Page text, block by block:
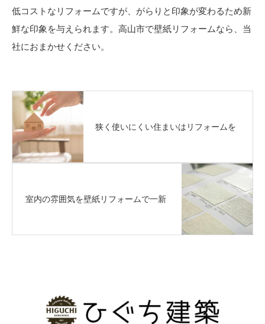
低コストなリフォームですが、がらりと印象が変わるため新
鮮な印象を与えられます。高山市で壁紙リフォームなら、当
社におまかせください。
狭く使いにくい住まいはリフォームを
室内の雰囲気を壁紙リフォームで一新